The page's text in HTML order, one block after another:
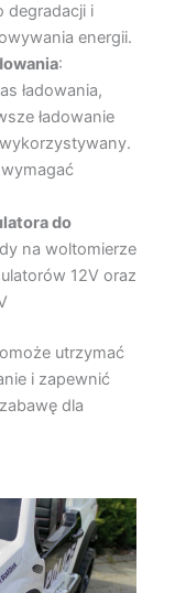
degradacji i
energii.
:
ładowania,
ładowanie
do
na woltomierze
12V oraz
utrzymać
i zapewnić
dla